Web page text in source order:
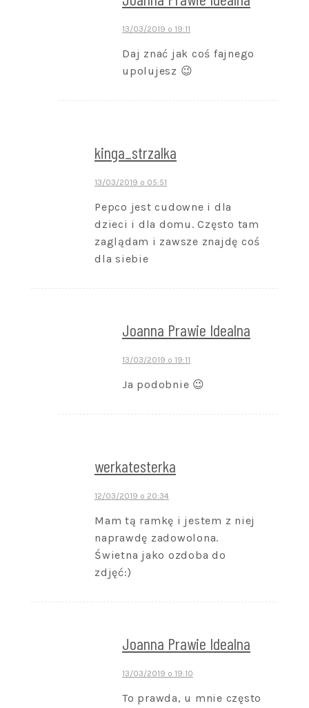
13/03/2019 o 19:11
Daj znać jak coś fajnego
upolujesz 😉
kinga_strzalka
13/03/2019 o 05:51
Pepco jest cudowne i dla
dzieci i dla domu. Często tam
zaglądam i zawsze znajdę coś
dla siebie
Joanna Prawie Idealna
13/03/2019 o 19:11
Ja podobnie 😉
werkatesterka
12/03/2019 o 20:34
Mam tą ramkę i jestem z niej
naprawdę zadowolona.
Świetna jako ozdoba do
zdjęć:)
Joanna Prawie Idealna
13/03/2019 o 19:10
To prawda, u mnie często